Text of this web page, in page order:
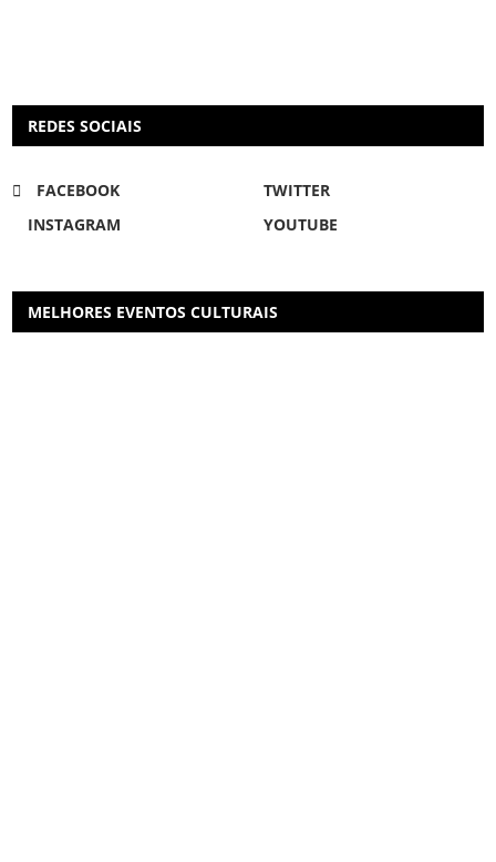
REDES SOCIAIS
FACEBOOK
TWITTER
INSTAGRAM
YOUTUBE
MELHORES EVENTOS CULTURAIS